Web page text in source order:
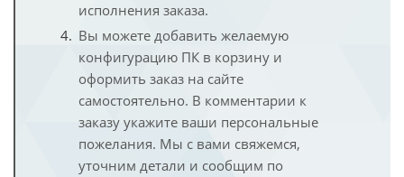
исполнения заказа.
Вы можете добавить желаемую
конфигурацию ПК в корзину и
оформить заказ на сайте
самостоятельно. В комментарии к
заказу укажите ваши персональные
пожелания. Мы с вами свяжемся,
уточним детали и сообщим по